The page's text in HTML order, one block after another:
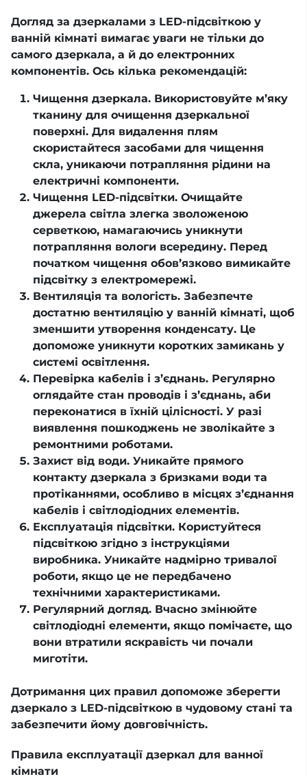
Догляд за дзеркалами з LED-підсвіткою у
ванній кімнаті вимагає уваги не тільки до
самого дзеркала, а й до електронних
компонентів. Ось кілька рекомендацій:
Чищення дзеркала. Використовуйте м’яку
тканину для очищення дзеркальної
поверхні. Для видалення плям
скористайтеся засобами для чищення
скла, уникаючи потрапляння рідини на
електричні компоненти.
Чищення LED-підсвітки. Очищайте
джерела світла злегка зволоженою
серветкою, намагаючись уникнути
потрапляння вологи всередину. Перед
початком чищення обов’язково вимикайте
підсвітку з електромережі.
Вентиляція та вологість. Забезпечте
достатню вентиляцію у ванній кімнаті, щоб
зменшити утворення конденсату. Це
допоможе уникнути коротких замикань у
системі освітлення.
Перевірка кабелів і з’єднань. Регулярно
оглядайте стан проводів і з’єднань, аби
переконатися в їхній цілісності. У разі
виявлення пошкоджень не зволікайте з
ремонтними роботами.
Захист від води. Уникайте прямого
контакту дзеркала з бризками води та
протіканнями, особливо в місцях з’єднання
кабелів і світлодіодних елементів.
Експлуатація підсвітки. Користуйтеся
підсвіткою згідно з інструкціями
виробника. Уникайте надмірно тривалої
роботи, якщо це не передбачено
технічними характеристиками.
Регулярний догляд. Вчасно змінюйте
світлодіодні елементи, якщо помічаєте, що
вони втратили яскравість чи почали
миготіти.
Дотримання цих правил допоможе зберегти
дзеркало з LED-підсвіткою в чудовому стані та
забезпечити йому довговічність.
Правила експлуатації дзеркал для ванної
кімнати